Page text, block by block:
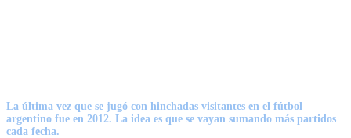
La última vez que se jugó con hinchadas visitantes en el fútbol
argentino fue en 2012. La idea es que se vayan sumando más partidos
cada fecha.